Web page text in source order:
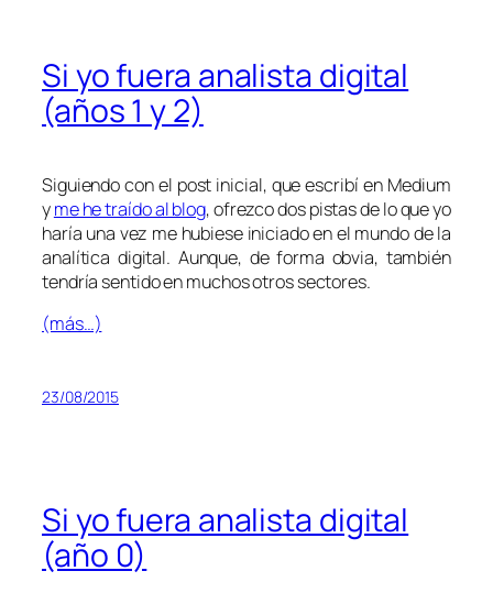
Si yo fuera analista digital
(años 1 y 2)
Siguiendo con el post inicial, que escribí en Medium
yme he traído al blog, ofrezco dos pistas de lo que yo
haría una vez me hubiese iniciado en el mundo de la
analítica digital. Aunque, de forma obvia, también
tendría sentido en muchos otros sectores.
(más…)
23/08/2015
Si yo fuera analista digital
(año 0)